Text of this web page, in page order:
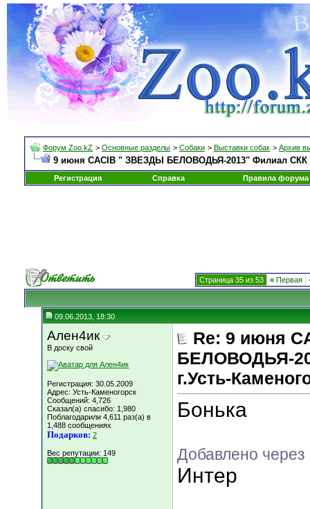
Форум Zoo.kZ > Основные разделы > Собаки > Выставки собак > Архив
9 июня СACIB " ЗВЕЗДЫ БЕЛОВОДЬЯ-2013" Филиал СКК
Регистрация Справка Правила форума
Страница 35 из 53 « Первая
09.06.2013, 18:30
Ален4ик
В доску свой
Регистрация: 30.05.2009
Адрес: Усть-Каменогорск
Сообщений: 4,726
Сказал(а) спасибо: 1,980
Поблагодарили 4,611 раз(а) в
1,488 сообщениях
Подарков: 2
Вес репутации: 149
Re: 9 июня
БЕЛОВОДЬЯ-
г.Усть-
Бонька
Добавлено
Интер